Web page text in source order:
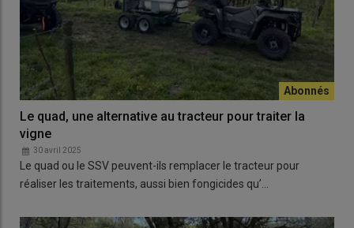
Le quad, une alternative au tracteur pour traiter la
vigne
30 avril 2025
Le quad ou le SSV peuvent-ils remplacer le tracteur pour
réaliser les traitements, aussi bien fongicides qu’…